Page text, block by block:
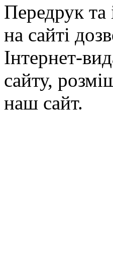
Передрук та
на сайті
Інтернет-
сайту,
наш сайт.